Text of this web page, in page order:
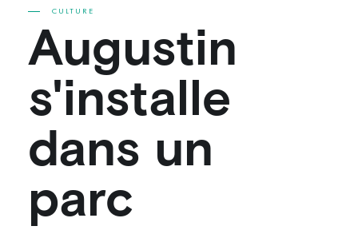
CULTURE
Augustin
s'installe
dans un
parc